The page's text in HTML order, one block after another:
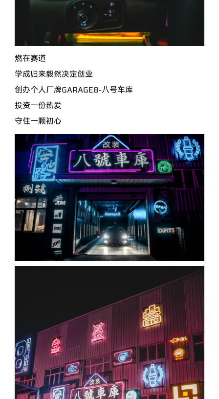
燃在赛道
学成归来毅然决定创业
创办个人厂牌GARAGE8-八号车库
投资一份热爱
守住一颗初心